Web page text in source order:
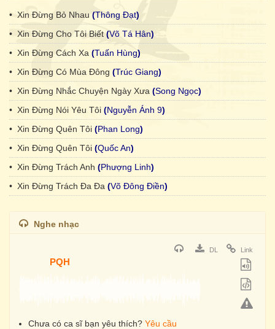
• Xin Đừng Bỏ Nhau (Thông Đạt)
• Xin Đừng Cho Tôi Biết (Võ Tá Hân)
• Xin Đừng Cách Xa (Tuấn Hùng)
• Xin Đừng Có Mùa Đông (Trúc Giang)
• Xin Đừng Nhắc Chuyện Ngày Xưa (Song Ngọc)
• Xin Đừng Nói Yêu Tôi (Nguyễn Ánh 9)
• Xin Đừng Quên Tôi (Phan Long)
• Xin Đừng Quên Tôi (Quốc An)
• Xin Đừng Trách Anh (Phượng Linh)
• Xin Đừng Trách Đa Đa (Võ Đông Điền)
Nghe nhạc
DL Link
PQH
Chưa có ca sĩ bạn yêu thích? Yêu cầu